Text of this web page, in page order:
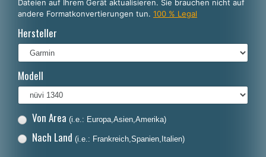
Português
Français
Italiano
Polski
Nederlands
Dansk
Dateien auf Ihrem Gerät aktualisieren. Sie brauchen nicht auf
andere Formatkonvertierungen tun. 100 % Legal
Hersteller
Modell
Von Area (i.e.: Europa,Asien,Amerika)
Nach Land (i.e.: Frankreich,Spanien,Italien)